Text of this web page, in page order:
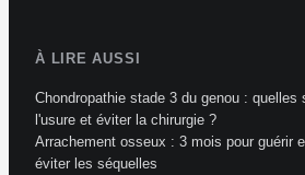
À LIRE AUSSI
Chondropathie stade 3 du genou : quelles
l'usure et éviter la chirurgie ?
Arrachement osseux : 3 mois pour guérir
éviter les séquelles